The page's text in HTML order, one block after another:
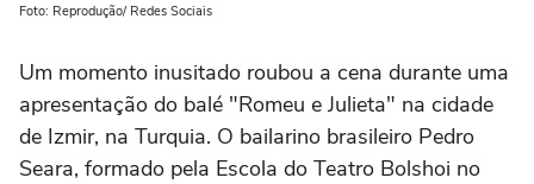
Foto: Reprodução/ Redes Sociais
Um momento inusitado roubou a cena durante uma
apresentação do balé "Romeu e Julieta" na cidade
de Izmir, na Turquia. O bailarino brasileiro Pedro
Seara, formado pela Escola do Teatro Bolshoi no